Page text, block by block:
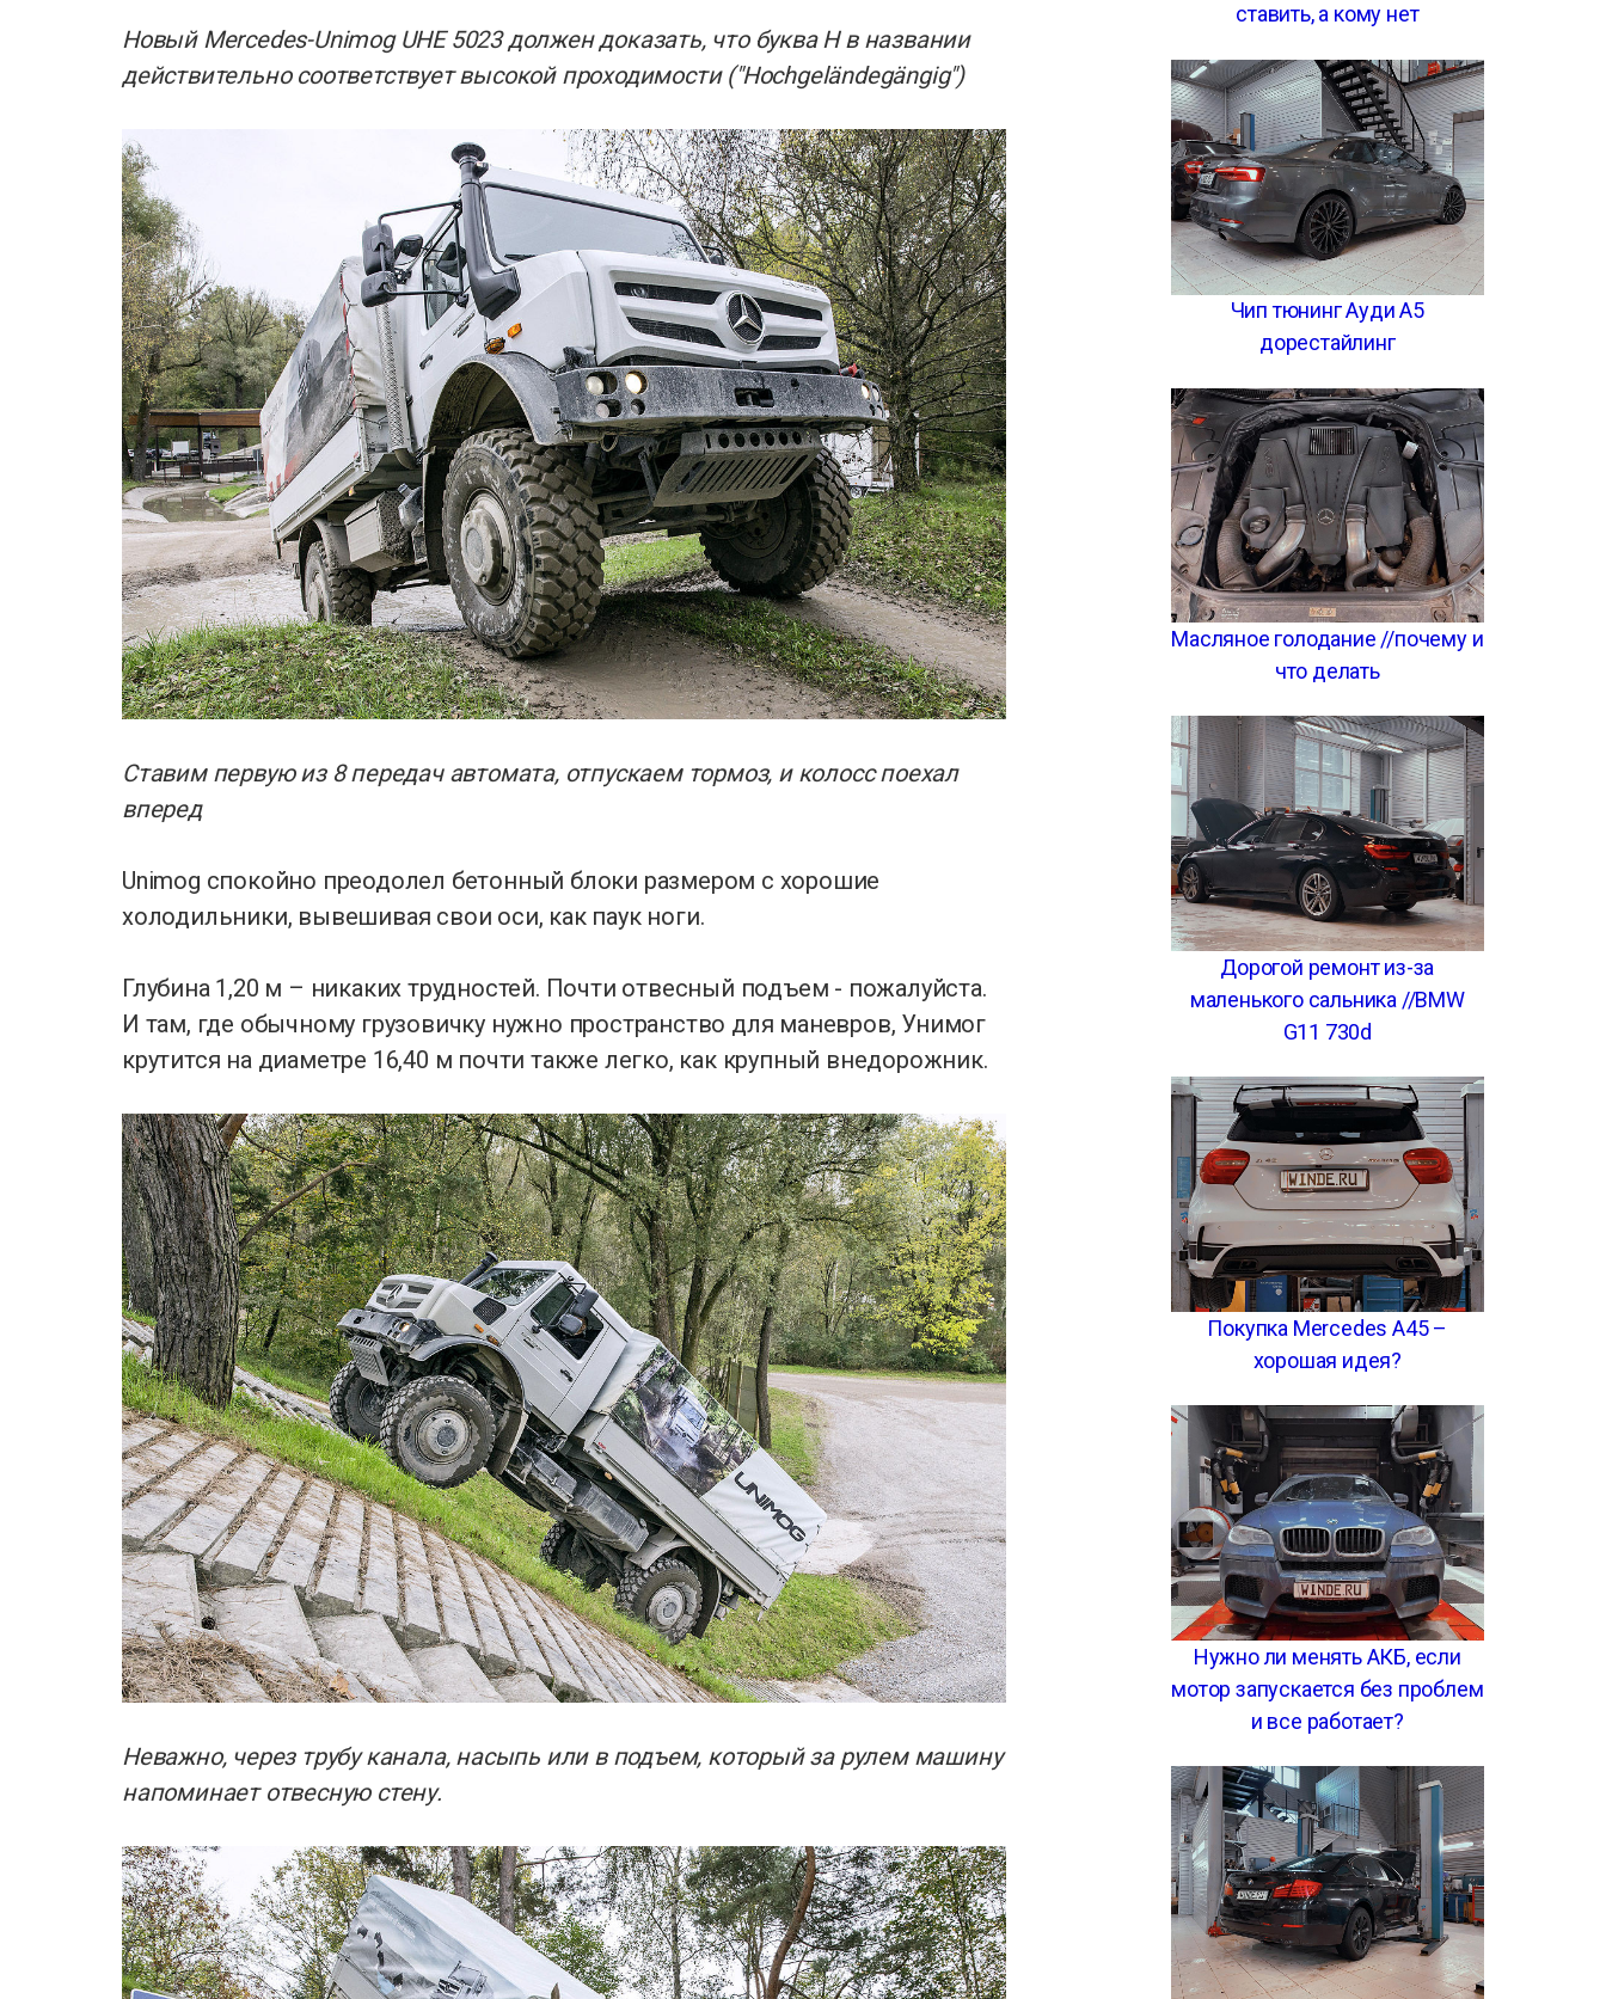
Новый Mercedes-Unimog UHE 5023 должен доказать, что буква H в названии
действительно соответствует высокой проходимости ("Hochgeländegängig")
Ставим первую из 8 передач автомата, отпускаем тормоз, и колосс поехал
вперед
Unimog спокойно преодолел бетонный блоки размером с хорошие
холодильники, вывешивая свои оси, как паук ноги.
Глубина 1,20 м – никаких трудностей. Почти отвесный подъем - пожалуйста.
И там, где обычному грузовичку нужно пространство для маневров, Унимог
крутится на диаметре 16,40 м почти также легко, как крупный внедорожник.
Неважно, через трубу канала, насыпь или в подъем, который за рулем машину
напоминает отвесную стену.
ставить, а кому нет
Чип тюнинг Ауди А5
дорестайлинг
Масляное голодание //почему и
что делать
Дорогой ремонт из-за
маленького сальника //BMW
G11 730d
Покупка Mercedes A45 –
хорошая идея?
Нужно ли менять АКБ, если
мотор запускается без проблем
и все работает?